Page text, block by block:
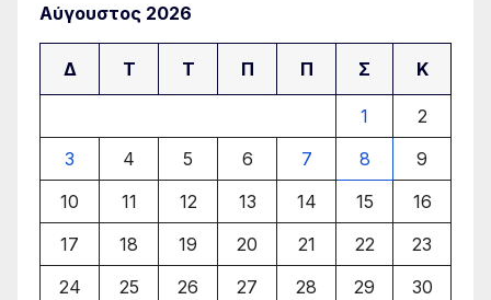
Αύγουστος 2026
Δ Τ Τ Π Π Σ Κ
1
2
3
4 5 6 7 8
9
10
11 12 13 14 15
16
17
18 19 20 21 22
23
24
25 26 27 28 29
30